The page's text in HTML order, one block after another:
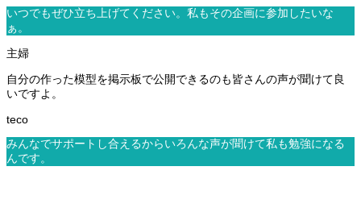
いつでもぜひ立ち上げてください。私もその企画に参加したいな
ぁ。
自分の作った模型を掲示板で公開できるのも皆さんの声が聞けて良
いですよ。
みんなでサポートし合えるからいろんな声が聞けて私も勉強になる
んです。